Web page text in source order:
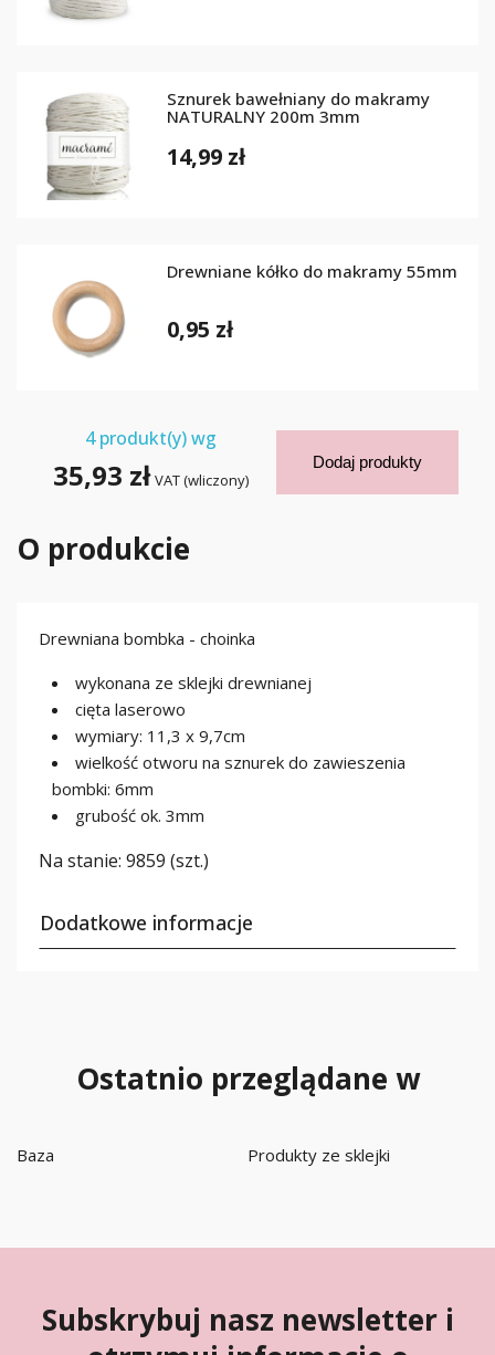
Sznurek bawełniany do makramy
NATURALNY 200m 3mm
14,99 zł
Drewniane kółko do makramy 55mm
0,95 zł
4produkt(y) wg
35,93 zł VAT (wliczony)
Dodaj produkty
O produkcie
Drewniana bombka - choinka
wykonana ze sklejki drewnianej
cięta laserowo
wymiary: 11,3 x 9,7cm
wielkość otworu na sznurek do zawieszenia
bombki: 6mm
grubość ok. 3mm
Na stanie: 9859 (szt.)
Dodatkowe informacje
Ostatnio przeglądane w
Baza Produkty ze sklejki
Subskrybuj nasz newsletter i